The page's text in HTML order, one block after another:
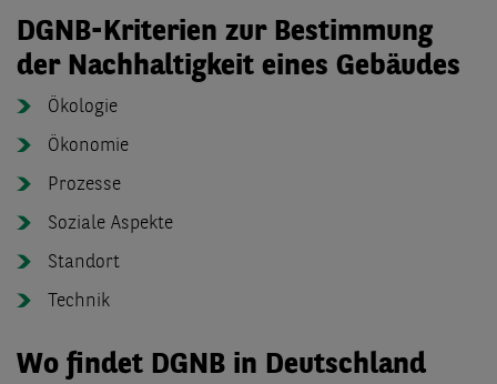
DGNB-Kriterien zur Bestimmung
der Nachhaltigkeit eines Gebäudes
Ökologie
Ökonomie
Prozesse
Soziale Aspekte
Standort
Technik
Wo findet DGNB in Deutschland